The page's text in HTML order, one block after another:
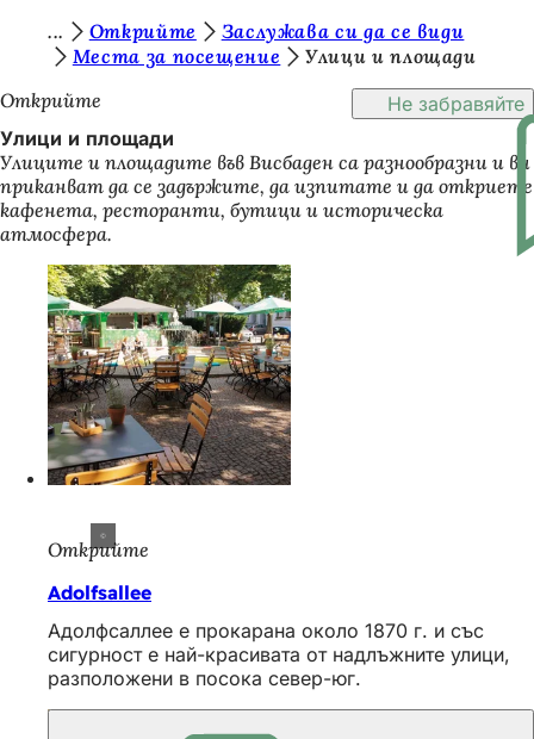
Преминаване към съдържанието
е
с
т
е
Открийте
Заслужава си да се види
Места за посещение
Улици и площади
Открийте
Не забравяйте
Улици и площади
Улиците и площадите във Висбаден са разнообразни и ви
приканват да се задържите, да изпитате и да откриете
кафенета, ресторанти, бутици и историческа
атмосфера.
Открийте
Adolfsallee
Адолфсаллее е прокарана около 1870 г. и със
сигурност е най-красивата от надлъжните улици,
разположени в посока север-юг.